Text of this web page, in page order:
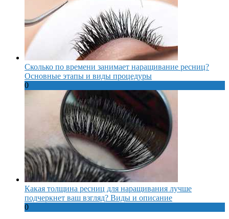
Сколько по времени занимает наращивание ресниц?
Основные этапы и виды процедуры
0
Какая толщина ресниц для наращивания лучше
подчеркнет ваш взгляд? Виды и описание
0